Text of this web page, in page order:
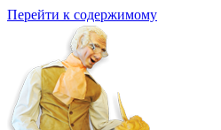
Перейти к содержимому